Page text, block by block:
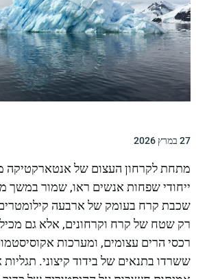
27 במרץ 2026
מתחת לקרחון העצום של אנטארקטיקה
ייחודי שפחות אנשים ראו, שמור במשך
שכבת קרח בעומק של ארבעה קילומטרים.
רק שטח של קרח וקרחונים, אלא גם
רכסי הרים עצומים, ומערכות
ששרדו בתנאים של בידוד קיצוני. תגליות